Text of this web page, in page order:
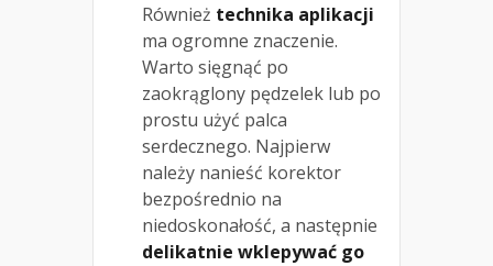
Również technika aplikacji
ma ogromne znaczenie.
Warto sięgnąć po
zaokrąglony pędzelek lub po
prostu użyć palca
serdecznego. Najpierw
należy nanieść korektor
bezpośrednio na
niedoskonałość, a następnie
delikatnie wklepywać go